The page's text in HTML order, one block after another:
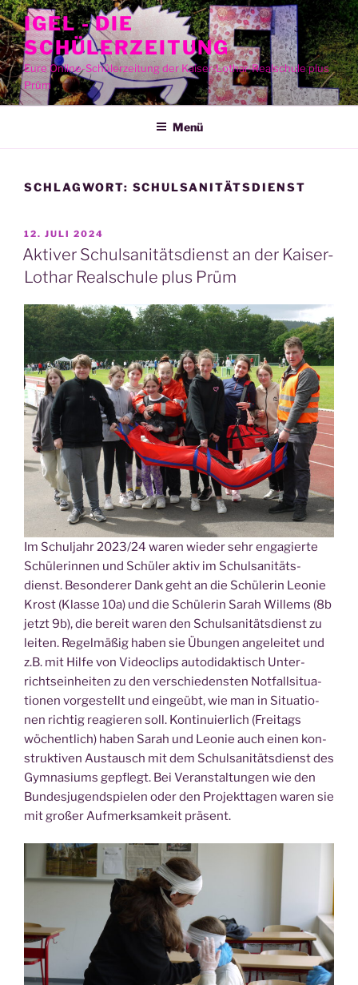
Zum
Inhalt
springen
IGEL - DIE
SCHÜLERZEITUNG
Eure Online-Schülerzeitung der Kaiser-Lothar-Realschule plus
Prüm
Menü
SCHLAGWORT: SCHULSANITÄTSDIENST
VERÖFFENTLICHT
AM
12. JULI 2024
Aktiver Schulsanitätsdienst an der Kaiser-
Lothar Realschule plus Prüm
Im Schul­jahr 2023/24 waren wie­der sehr enga­gier­te
Schü­le­rin­nen und Schü­ler aktiv im Schul­sa­ni­täts­
dienst. Beson­de­rer Dank geht an die Schü­le­rin Leo­nie
Krost (Klas­se 10a) und die Schü­le­rin Sarah Wil­lems (8b
jetzt 9b), die bereit waren den Schul­sa­ni­täts­dienst zu
lei­ten. Regel­mä­ßig haben sie Übun­gen ange­lei­tet und
z.B. mit Hil­fe von Video­clips auto­di­dak­tisch Unter­
richts­ein­hei­ten zu den ver­schie­dens­ten Not­fall­si­tua­
tio­nen vor­ge­stellt und ein­ge­übt, wie man in Situa­tio­
nen rich­tig reagie­ren soll. Kon­ti­nu­ier­lich (Frei­tags
wöchent­lich) haben Sarah und Leo­nie auch einen kon­
struk­ti­ven Aus­tausch mit dem Schul­sa­ni­täts­dienst des
Gym­na­si­ums gepflegt. Bei Ver­an­stal­tun­gen wie den
Bun­des­ju­gend­spie­len oder den Pro­jekt­ta­gen waren sie
mit gro­ßer Auf­merk­sam­keit präsent.